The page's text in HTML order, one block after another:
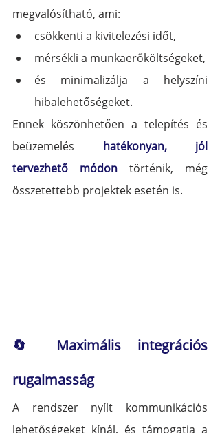
megvalósítható, ami:
csökkenti a kivitelezési időt,
mérsékli a munkaerőköltségeket,
és minimalizálja a helyszíni
hibalehetőségeket.
Ennek köszönhetően a telepítés és
beüzemelés hatékonyan, jól
tervezhető módon történik, még
összetettebb projektek esetén is.
🔄 Maximális integrációs
rugalmasság
A rendszer nyílt kommunikációs
lehetőségeket kínál, és támogatja a